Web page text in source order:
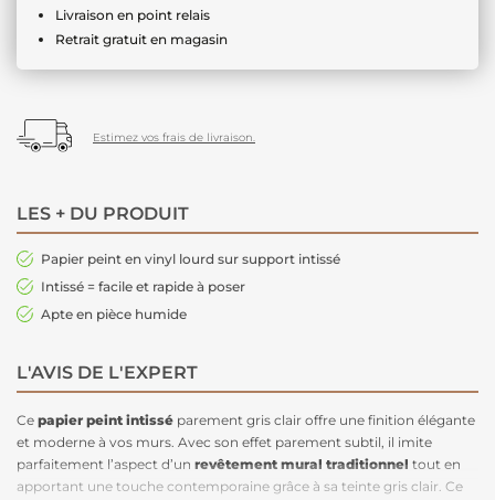
Livraison en point relais
Retrait gratuit en magasin
Estimez vos frais de livraison.
LES + DU PRODUIT
Papier peint en vinyl lourd sur support intissé
Intissé = facile et rapide à poser
Apte en pièce humide
L'AVIS DE L'EXPERT
Ce papier peint intissé parement gris clair offre une finition élégante
et moderne à vos murs. Avec son effet parement subtil, il imite
parfaitement l’aspect d’un revêtement mural traditionnel tout en
apportant une touche contemporaine grâce à sa teinte gris clair. Ce